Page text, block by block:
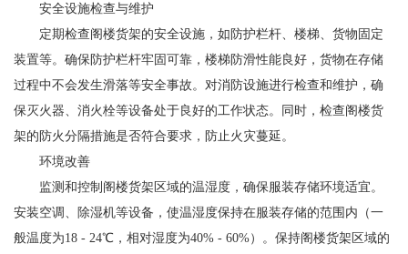
安全设施检查与维护
定期检查阁楼货架的安全设施，如防护栏杆、楼梯、货物固定
装置等。确保防护栏杆牢固可靠，楼梯防滑性能良好，货物在存储
过程中不会发生滑落等安全事故。对消防设施进行检查和维护，确
保灭火器、消火栓等设备处于良好的工作状态。同时，检查阁楼货
架的防火分隔措施是否符合要求，防止火灾蔓延。
环境改善
监测和控制阁楼货架区域的温湿度，确保服装存储环境适宜。
安装空调、除湿机等设备，使温湿度保持在服装存储的范围内（一
般温度为18 - 24℃，相对湿度为40% - 60%）。保持阁楼货架区域的